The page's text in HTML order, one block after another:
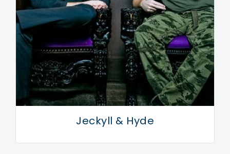
Jeckyll & Hyde